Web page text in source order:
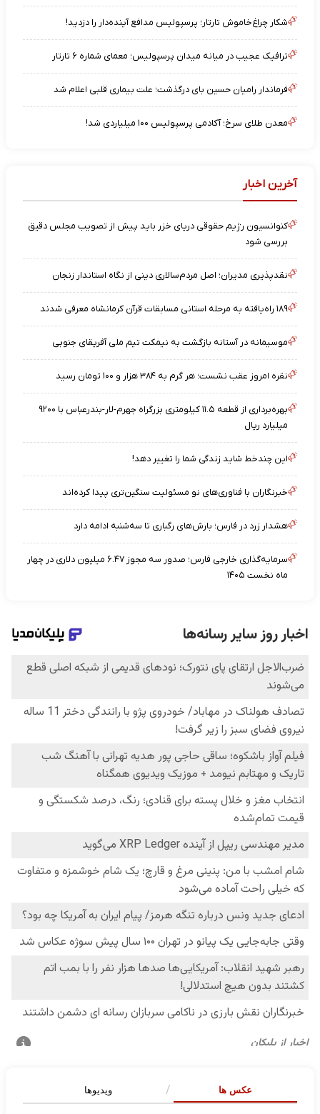
شکار چراغ‌خاموش تارتار؛ پرسپولیس مدافع آینده‌دار را دزدید!
ترافیک عجیب در میانه میدان پرسپولیس؛ معمای شماره ۶ تارتار
فرماندار رامیان حسین بای درگذشت؛ علت بیماری قلبی اعلام شد
معدن طلای سرخ؛ آکادمی پرسپولیس ۱۰۰ میلیاردی شد!
آخرین اخبار
کنوانسیون رژیم حقوقی دریای خزر باید پیش از تصویب مجلس دقیق
بررسی شود
نقدپذیری مدیران؛ اصل مردم‌سالاری دینی از نگاه استاندار زنجان
۱۸۹ راه‌یافته به مرحله استانی مسابقات قرآن کرمانشاه معرفی شدند
موسیمانه در آستانه بازگشت به نیمکت تیم ملی آفریقای جنوبی
نقره امروز عقب نشست؛ هر گرم به ۳۸۴ هزار و ۱۰۰ تومان رسید
بهره‌برداری از قطعه ۱۱.۵ کیلومتری بزرگراه جهرم-لار-بندرعباس با ۹۲۰۰
میلیارد ریال
این چندخط شاید زندگی شما را تغییر دهد!
خبرنگاران با فناوری‌های نو مسئولیت سنگین‌تری پیدا کرده‌اند
هشدار زرد در فارس؛ بارش‌های رگباری تا سه‌شنبه ادامه دارد
سرمایه‌گذاری خارجی فارس؛ صدور سه مجوز ۶.۴۷ میلیون دلاری در چهار
ماه نخست ۱۴۰۵
عکس ها ویدیوها